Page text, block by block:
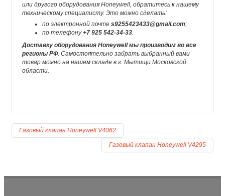
или другого оборудования Honeywell, обратитесь к нашему
техническому специалисту. Это можно сделать:
по электронной почте s9255423433@gmail.com;
по телефону+7 925 542-34-33
Доставку оборудования Honeywell мы производим во все
регионы РФ. Самостоятельно забрать выбранный вами
товар можно на нашем складе в г. Мытищи Московской
области.
Газовый клапан Honeywell V4062
Газовый клапан Honeywell V4295